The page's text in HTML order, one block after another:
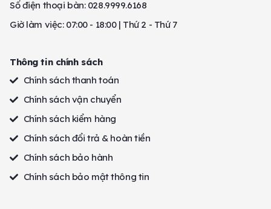
Số điện thoại bàn: 028.9999.6168
Giờ làm việc: 07:00 - 18:00 | Thứ 2 - Thứ 7
Thông tin chính sách
Chính sách thanh toán
Chính sách vận chuyển
Chính sách kiểm hàng
Chính sách đổi trả & hoàn tiền
Chính sách bảo hành
Chính sách bảo mật thông tin